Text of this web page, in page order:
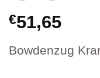
€51,65
Bowdenzug